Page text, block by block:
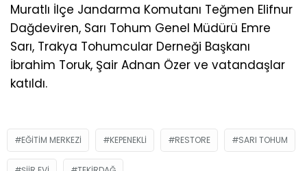
Muratlı İlçe Jandarma Komutanı Teğmen Elifnur
Dağdeviren, Sarı Tohum Genel Müdürü Emre
Sarı, Trakya Tohumcular Derneği Başkanı
İbrahim Toruk, Şair Adnan Özer ve vatandaşlar
katıldı.
EĞITIM MERKEZI KEPENEKLI RESTORE SARI TOHUM